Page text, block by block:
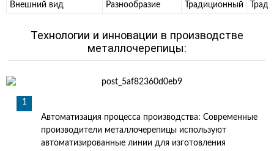
Внешний вид Разнообразие Традиционный
Технологии и инновации в производстве
металлочерепицы:
Автоматизация процесса производства: Современные
производители металлочерепицы используют
автоматизированные линии для изготовления